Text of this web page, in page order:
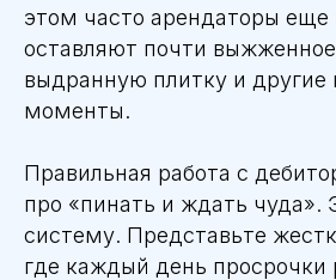
этом часто арендаторы еще
оставляют почти
выдранную плитку и другие
моменты.
Правильная работа с
про «пинать и ждать чуда».
систему. Представьте
где каждый день просрочки